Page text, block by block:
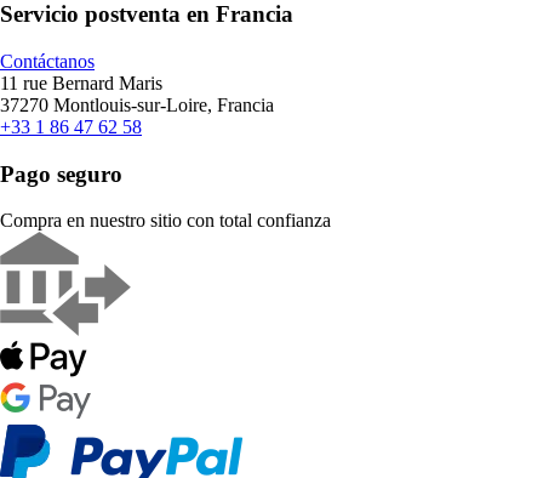
Servicio postventa en Francia
Contáctanos
11 rue Bernard Maris
37270 Montlouis-sur-Loire, Francia
+33 1 86 47 62 58
Pago seguro
Compra en nuestro sitio con total confianza